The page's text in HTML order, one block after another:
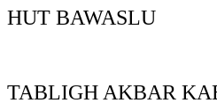
HUT BAWASLU
TABLIGH AKBAR